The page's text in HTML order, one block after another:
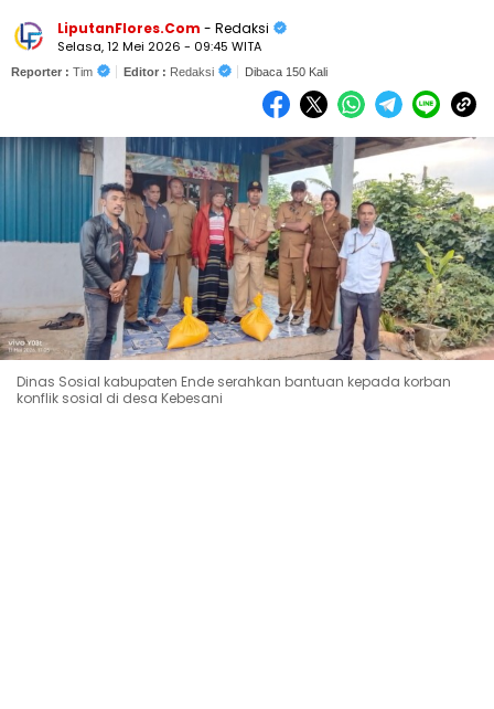
LiputanFlores.Com - Redaksi
Selasa, 12 Mei 2026 - 09:45 WITA
Reporter : Tim Editor : Redaksi Dibaca 150 Kali
Dinas Sosial kabupaten Ende serahkan bantuan kepada korban
konflik sosial di desa Kebesani